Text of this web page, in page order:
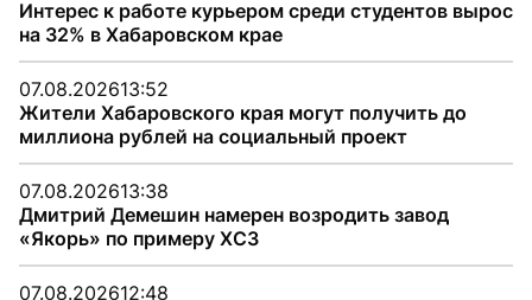
Интерес к работе курьером среди студентов вырос
на 32% в Хабаровском крае
07.08.202613:52
Жители Хабаровского края могут получить до
миллиона рублей на социальный проект
07.08.202613:38
Дмитрий Демешин намерен возродить завод
«Якорь» по примеру ХСЗ
07.08.202612:48